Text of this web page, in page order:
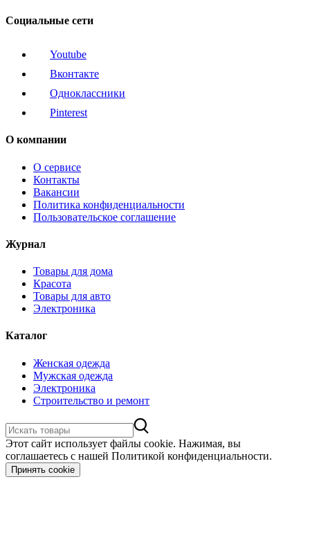
Социальные сети
Youtube
Вконтакте
Одноклассники
Pinterest
О компании
О сервисе
Контакты
Вакансии
Политика конфиденциальности
Пользовательское соглашение
Журнал
Товары для дома
Красота
Товары для авто
Электроника
Каталог
Женская одежда
Мужская одежда
Электроника
Строительство и ремонт
Этот сайт использует файлы cookie. Нажимая, вы
соглашаетесь с нашей Политикой конфиденциальности.
Принять cookie